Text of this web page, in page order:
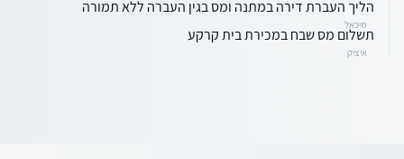
הליך העברת דירה במתנה ומס בגין העברה ללא תמורה
מיכאל
תשלום מס שבח במכירת בית קרקע
איציק